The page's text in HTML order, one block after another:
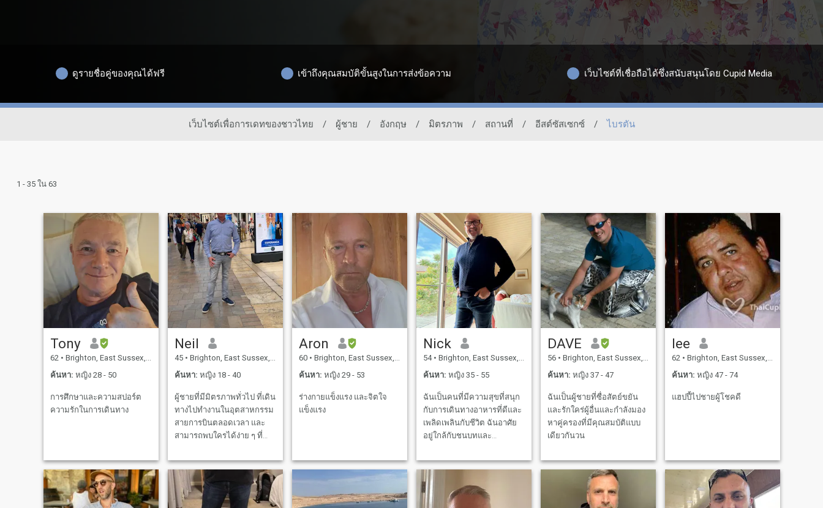
ดูรายชื่อคู่ของคุณได้ฟรี เข้าถึงคุณสมบัติขั้นสูงในการส่งข้อความ เว็บไซต์ที่เชื่อถือได้ซึ่งสนับสนุนโดย Cupid Media
เว็บไซต์เพื่อการเดทของชาวไทย / ผู้ชาย / อังกฤษ / มิตรภาพ / สถานที่ / อีสต์ซัสเซกซ์ / ไบรตัน
1 - 35 ใน 63
Tony
62 • Brighton, East Sussex, อังกฤษ
ค้นหา: หญิง 28 - 50
การศึกษาและความสปอร์ต
ความรักในการเดินทาง
Neil
45 • Brighton, East Sussex, อังกฤษ
ค้นหา: หญิง 18 - 40
ผู้ชายที่มีมิตรภาพทั่วไป ที่เดิน
ทางไปทํางานในอุตสาหกรรม
สายการบินตลอดเวลา และ
สามารถพบใครได้ง่าย ๆ ที่
ประเทศไทยและเอเชีย
Aron
60 • Brighton, East Sussex, อังกฤษ
ค้นหา: หญิง 29 - 53
ร่างกายแข็งแรง และจิตใจ
แข็งแรง
Nick
54 • Brighton, East Sussex, อังกฤษ
ค้นหา: หญิง 35 - 55
ฉันเป็นคนที่มีความสุขที่สนุก
กับการเดินทางอาหารที่ดีและ
เพลิดเพลินกับชีวิต ฉันอาศัย
อยู่ใกล้กับชนบทและ
แจ้งรวมถึงการเข้าพัก
DAVE
56 • Brighton, East Sussex, อังกฤษ
ค้นหา: หญิง 37 - 47
ฉันเป็นผู้ชายที่ซื่อสัตย์ขยัน
และรักใคร่ผู้อื่นและกำลังมอง
หาคู่ครองที่มีคุณสมบัติแบบ
เดียวกันวน
lee
62 • Brighton, East Sussex, อังกฤษ
ค้นหา: หญิง 47 - 74
แฮปปี้ไปชายผู้โชคดี